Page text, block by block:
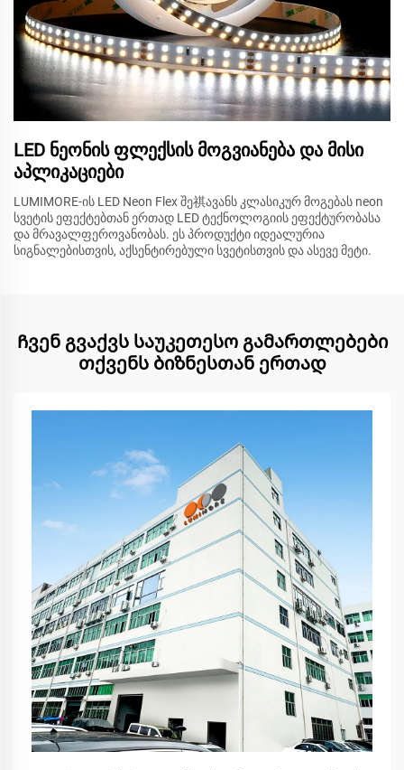
LED ნეონის ფლექსის მოგვიანება და მისი
აპლიკაციები
LUMIMORE-ის LED Neon Flex შე祺ავანს კლასიკურ მოგებას neon
სვეტის ეფექტებთან ერთად LED ტექნოლოგიის ეფექტურობასა
და მრავალფეროვანობას. ეს პროდუქტი იდეალურია
სიგნალებისთვის, აქსენტირებული სვეტისთვის და ასევე მეტი.
Ჩვენ გვაქვს საუკეთესო გამართლებები
თქვენს ბიზნესთან ერთად